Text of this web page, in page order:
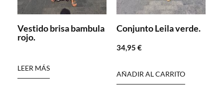
Vestido brisa bambula
rojo.
LEER MÁS
Conjunto Leila verde.
34,95 €
AÑADIR AL CARRITO